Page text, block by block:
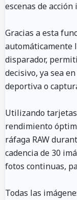
escenas de
Gracias a esta
automáticamente
disparador,
decisivo, ya sea
deportiva o
Utilizando
rendimiento
ráfaga RAW
cadencia de 30
fotos continuas,
Todas las